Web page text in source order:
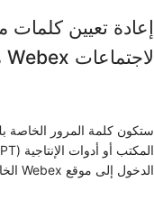
إعادة تعيين
لاجتماعات Webex من Cisco.
الدخول إلى موقع Webex الخاص بك، مثل SITENAME.webex.com.